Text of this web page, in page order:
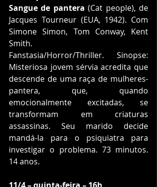
Sangue de pantera (Cat people), de
Jacques Tourneur (EUA, 1942). Com
Simone Simon, Tom Conway, Kent
Smith.
Fanstasia/Horror/Thriller. Sinopse:
Misteriosa jovem sérvia acredita que
descende de uma raça de mulheres-
pantera, que, quando
emocionalmente excitadas, se
transformam em criaturas
assassinas. Seu marido decide
mandá-la para o psiquiatra para
investigar o problema. 73 minutos.
14 anos.
11/4 – quinta-feira – 16h